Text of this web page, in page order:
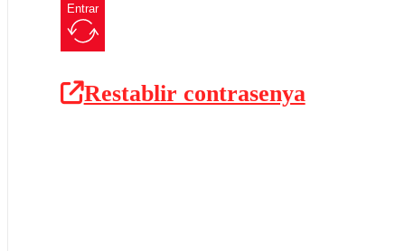
Entrar
Restablir contrasenya